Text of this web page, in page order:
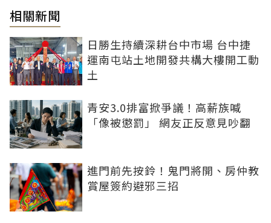
相關新聞
日勝生持續深耕台中市場 台中捷
運南屯站土地開發共構大樓開工動
土
青安3.0排富掀爭議！高薪族喊
「像被懲罰」 網友正反意見吵翻
進門前先按鈴！鬼門將開、房仲教
賞屋簽約避邪三招